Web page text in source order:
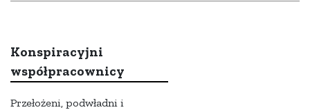
Konspiracyjni
współpracownicy
Przełożeni, podwładni i